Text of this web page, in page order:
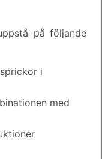
på följande
i
med